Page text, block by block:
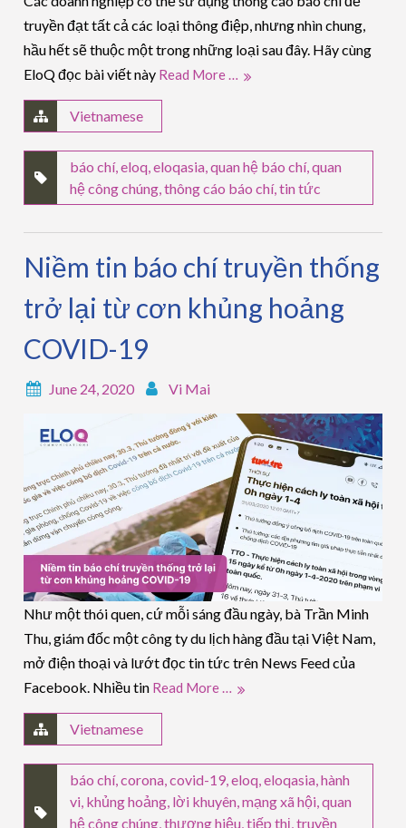
truyền đạt tất cả các loại thông điệp, nhưng nhìn chung,
hầu hết sẽ thuộc một trong những loại sau đây. Hãy cùng
EloQ đọc bài viết này Read More …
Vietnamese
báo chí,eloq,eloqasia,quan hệ báo chí,quan
hệ công chúng,thông cáo báo chí,tin tức
Niềm tin báo chí truyền thống
trở lại từ cơn khủng hoảng
COVID-19
June 24, 2020 Vi Mai
Như một thói quen, cứ mỗi sáng đầu ngày, bà Trần Minh
Thu, giám đốc một công ty du lịch hàng đầu tại Việt Nam,
mở điện thoại và lướt đọc tin tức trên News Feed của
Facebook. Nhiều tin Read More …
Vietnamese
báo chí,corona,covid-19,eloq,eloqasia,hành
vi, khủng hoảng, lời khuyên,mạng xã hội,quan
hệ công chúng,thương hiệu,tiếp thị,truyền